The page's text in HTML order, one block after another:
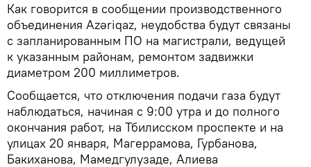
Как говорится в сообщении производственного
объединения Azəriqaz, неудобства будут связаны
с запланированным ПО на магистрали, ведущей
к указанным районам, ремонтом задвижки
диаметром 200 миллиметров.
Сообщается, что отключения подачи газа будут
наблюдаться, начиная с 9:00 утра и до полного
окончания работ, на Тбилисском проспекте и на
улицах 20 января, Магеррамова, Гурбанова,
Бакиханова, Мамедгулузаде, Алиева